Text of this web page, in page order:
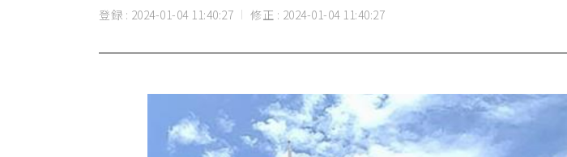
登録 : 2024-01-04 11:40:27 修正 : 2024-01-04 11:40:27